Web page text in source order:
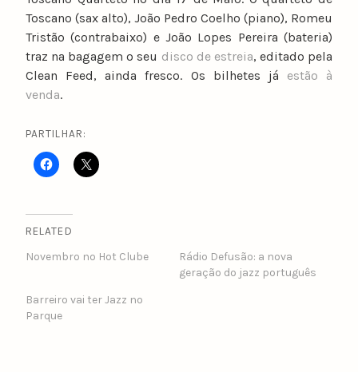
Toscano (sax alto), João Pedro Coelho (piano), Romeu
Tristão (contrabaixo) e João Lopes Pereira (bateria)
traz na bagagem o seu disco de estreia, editado pela
Clean Feed, ainda fresco. Os bilhetes já estão à
venda.
PARTILHAR:
RELATED
Novembro no Hot Clube
Rádio Defusão: a nova
geração do jazz português
Barreiro vai ter Jazz no
Parque